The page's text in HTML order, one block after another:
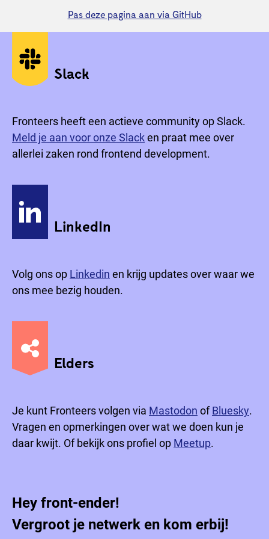
Pas deze pagina aan via GitHub
Sociale media
Slack
Fronteers heeft een actieve community op Slack.
Meld je aan voor onze Slacken praat mee over
allerlei zaken rond frontend development.
LinkedIn
Volg ons op Linkedin en krijg updates over waar we
ons mee bezig houden.
Elders
Je kunt Fronteers volgen via Mastodon ofBluesky.
Vragen en opmerkingen over wat we doen kun je
daar kwijt. Of bekijk ons profiel op Meetup.
Hey front-ender!
Vergroot je netwerk en kom erbij!